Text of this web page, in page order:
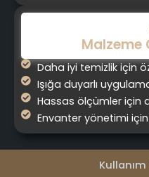
Malzeme
Daha iyi temizlik için
Işığa duyarlı
Hassas ölçümler için
Envanter yönetimi için